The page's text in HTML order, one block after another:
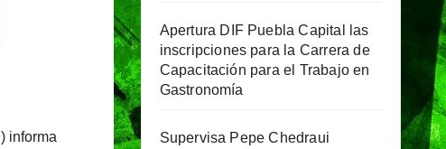
informa
Apertura DIF Puebla Capital las
inscripciones para la Carrera de
Capacitación para el Trabajo en
Gastronomía
Supervisa Pepe Chedraui